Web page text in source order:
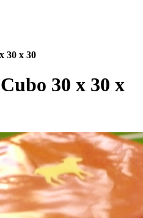
30 x 30
30 x 30 x